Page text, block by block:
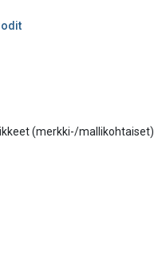
(merkki-/mallikohtaiset)